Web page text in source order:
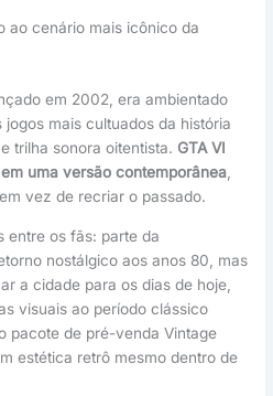
ao cenário mais icônico da
em 2002, era ambientado
mais cultuados da história
trilha sonora oitentista. GTA VI
uma versão contemporânea
vez de recriar o passado.
entre os fãs: parte da
nostálgico aos anos 80, mas
a cidade para os dias de hoje,
visuais ao período clássico
pacote de pré-venda Vintage
estética retrô mesmo dentro de